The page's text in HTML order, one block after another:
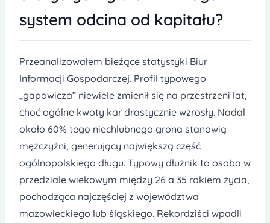
system odcina od kapitału?
Przeanalizowałem bieżące statystyki Biur
Informacji Gospodarczej. Profil typowego
„gapowicza” niewiele zmienił się na przestrzeni lat,
choć ogólne kwoty kar drastycznie wzrosły. Nadal
około 60% tego niechlubnego grona stanowią
mężczyźni, generujący największą część
ogólnopolskiego długu. Typowy dłużnik to osoba w
przedziale wiekowym między 26 a 35 rokiem życia,
pochodząca najczęściej z województwa
mazowieckiego lub śląskiego. Rekordziści wpadli